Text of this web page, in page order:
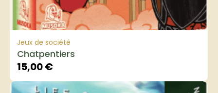
Jeux de société
Chatpentiers
15,00€